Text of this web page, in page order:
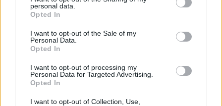
grant or deny consent to Google and its third-party tags to
use your data for below specified purposes in below Google
consent section.
personal data.
Opted In
I want to opt-out of the Sale of my
Personal Data.
Opted In
I want to opt-out of processing my
Personal Data for Targeted Advertising.
Opted In
I want to opt-out of Collection, Use,
fotó: Fortepan
Feladatok
Jogi elemzések készítése
A témában releváns magyarországi és EU-s
jogszabályok folyamatos nyomonkövetése